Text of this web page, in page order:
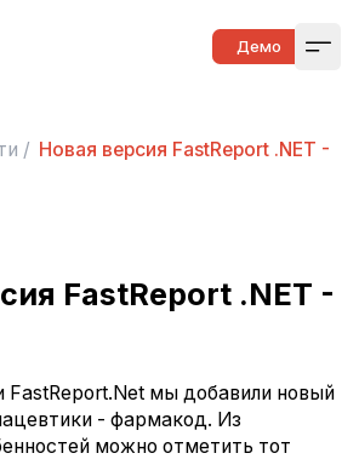
Демо
/ Новая версия FastReport .NET -
FastReport .NET -
FastReport.Net мы добавили новый
- фармакод. Из
можно отметить тот